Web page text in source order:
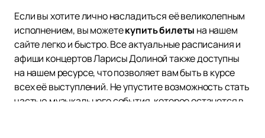
Если вы хотите лично насладиться её великолепным
исполнением, вы можетекупить билеты на нашем
сайте легко и быстро. Все актуальные расписания и
афиши концертов Ларисы Долиной также доступны
на нашем ресурсе, что позволяет вам быть в курсе
всех её выступлений. Не упустите возможность стать
частью музыкального события, которое останется в